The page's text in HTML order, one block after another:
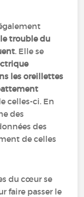
le trouble du
. Elle se
les oreillettes
celles-ci. En
des
des
de celles
du cœur se
faire passer le